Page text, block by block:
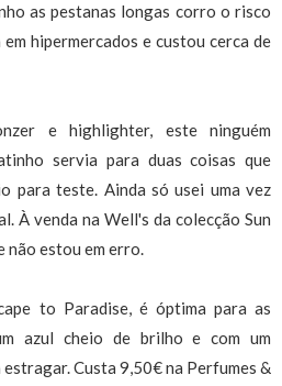
as pestanas longas corro o risco
hipermercados e custou cerca de
e highlighter, este ninguém
servia para duas coisas que
para teste. Ainda só usei uma vez
À venda na Well's da colecção Sun
não estou em erro.
to Paradise, é óptima para as
azul cheio de brilho e com um
Custa 9,50€ na Perfumes &